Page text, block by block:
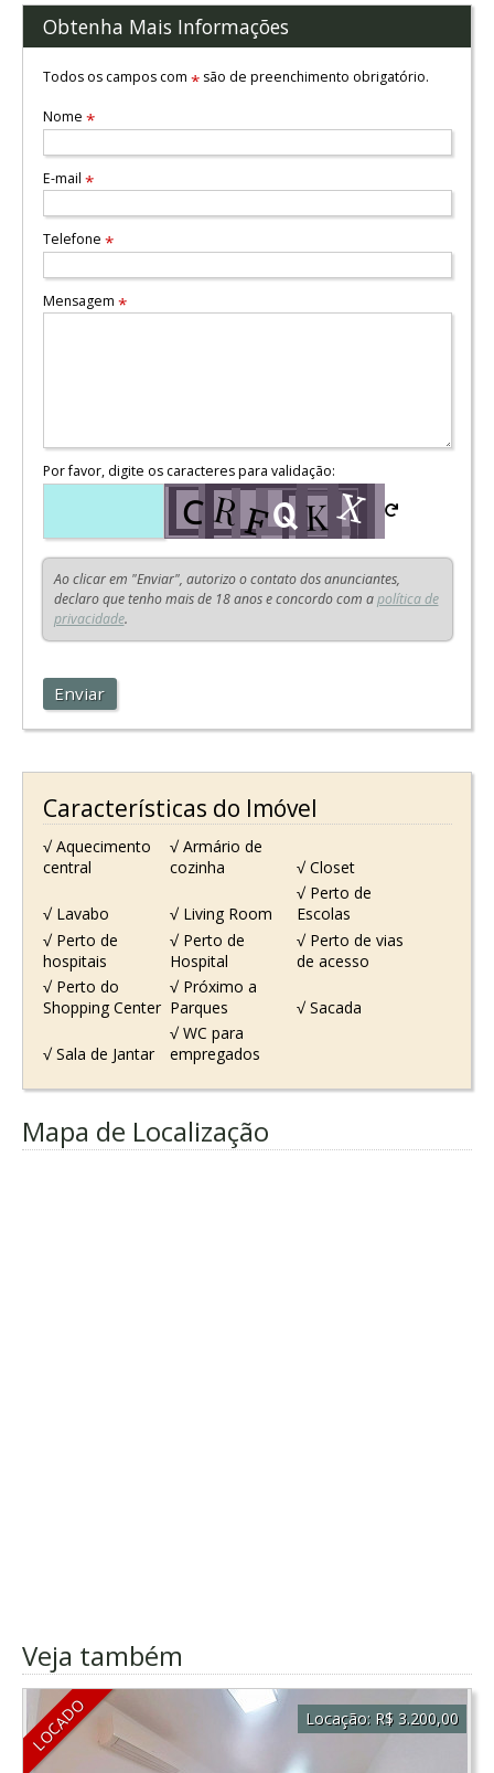
Obtenha Mais Informações
Todos os campos com *são de preenchimento obrigatório.
Nome *
E-mail *
Telefone *
Mensagem *
Por favor, digite os caracteres para validação:
Ao clicar em "Enviar", autorizo o contato dos anunciantes,
declaro que tenho mais de 18 anos e concordo com apolítica de
privacidade.
Enviar
Características do Imóvel
√ Aquecimento
central
√ Armário de
cozinha
√ Closet
√ Lavabo √ Living Room
√ Perto de
Escolas
√ Perto de
hospitais
√ Perto de
Hospital
√ Perto de vias
de acesso
√ Perto do
Shopping Center
√ Próximo a
Parques
√ Sacada
√ Sala de Jantar
√ WC para
empregados
Mapa de Localização
Veja também
LOCADO Locação: R$ 3.200,00